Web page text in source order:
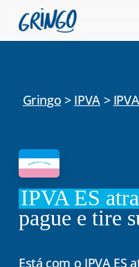
Pular
para
Gringo > IPVA>
IPVA ES
pague e tire
Está com o IPVA ES